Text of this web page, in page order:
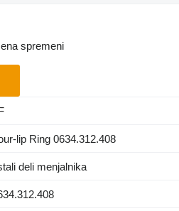
spremeni
lip Ring 0634.312.408
deli menjalnika